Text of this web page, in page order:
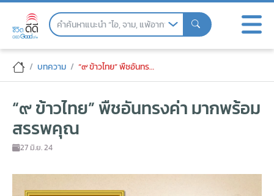
Skip
“๙ ข้าวไทย” พืชอันทรงค่า มากพร้อมสรร
บทความ “๙ ข้าวไทย” พืชอันทรงค่า มากพร้อมสรรพคุณ
“๙ ข้าวไทย” พืชอันทรงค่า มากพร้อม
สรรพคุณ
27 มิ.ย. 24